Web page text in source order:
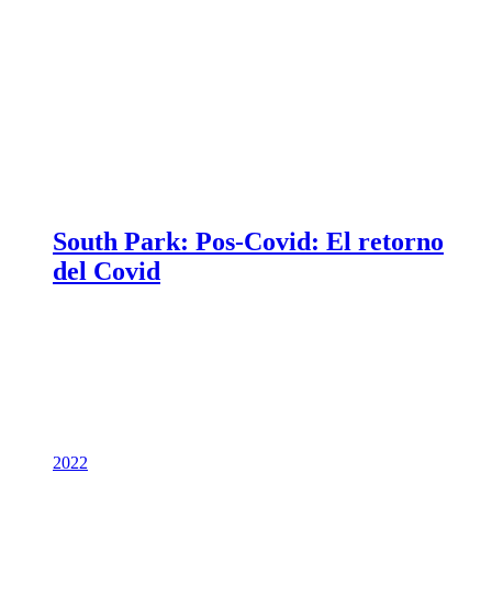
South Park: Pos-Covid: El retorno
del Covid
2022